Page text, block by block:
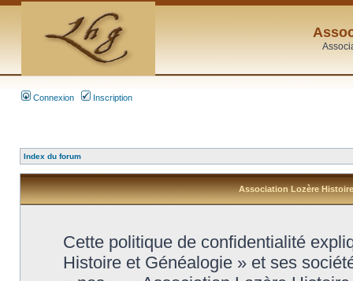
Connexion Inscription
Index du forum
Association Lozère
Cette politique de confidentialité
Histoire et Généalogie » et ses